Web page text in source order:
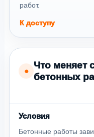
работ.
К доступу
●
Что меняет
бетонных
Условия
Бетонные работы